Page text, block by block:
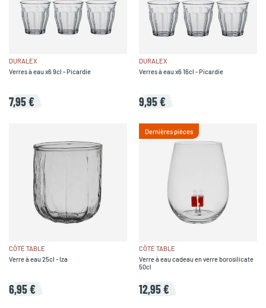
DURALEX
Verres à eau x6 9cl - Picardie
7,95 €
DURALEX
Verres à eau x6 16cl - Picardie
9,95 €
CÔTÉ TABLE
Verre à eau 25cl - Iza
6,95 €
Dernières pièces
CÔTÉ TABLE
Verre à eau cadeau en verre borosilicate
50cl
12,95 €